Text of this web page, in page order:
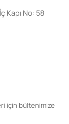
için bültenimize
Kapı No: 58